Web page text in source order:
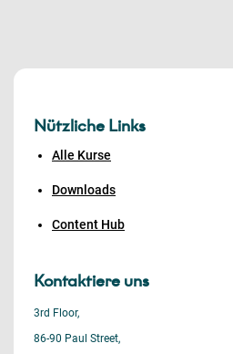
Nützliche Links
Alle Kurse
Downloads
Content Hub
Kontaktiere uns
3rd Floor,
86-90 Paul Street,